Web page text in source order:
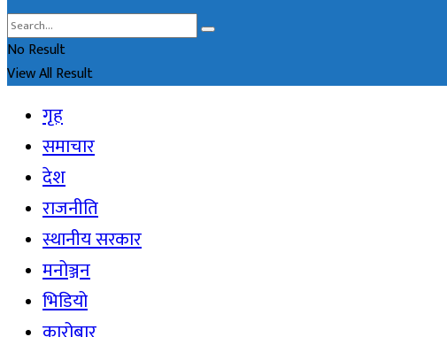
No Result
View All Result
गृह
समाचार
देश
राजनीति
स्थानीय सरकार
मनोञ्जन
भिडियो